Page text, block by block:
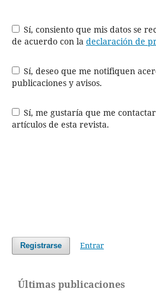
Sí, consiento que mis datos se recopilen y se almacenen
de acuerdo con la declaración de
Sí, deseo que me notifiquen acerca de nuevas
publicaciones y avisos.
Sí, me gustaría que me contactaran para revisar
artículos de esta revista.
Registrarse Entrar
Últimas publicaciones